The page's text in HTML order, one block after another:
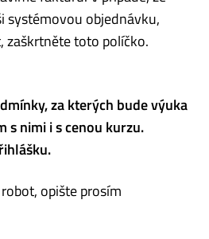
systémovou objednávku,
toto políčko.
za kterých bude výuka
s nimi i s cenou kurzu.
opište prosím